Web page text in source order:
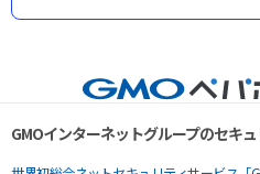
GMOインターネットグループのセキ